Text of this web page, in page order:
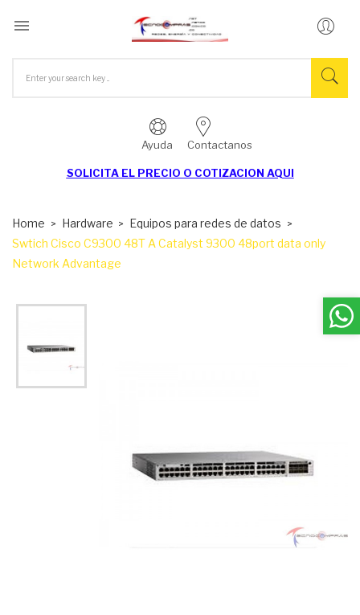

Ayuda Contactanos
SOLICITA EL PRECIO O COTIZACION AQUI
Home Hardware
Equipos para redes de datos
Swtich Cisco C9300 48T A Catalyst 9300 48port data only
Network Advantage